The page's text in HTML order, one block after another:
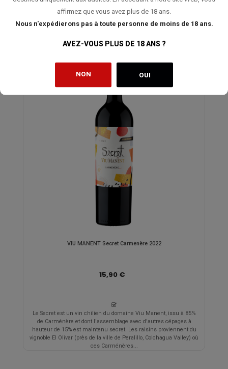
affirmez que vous avez plus de 18 ans.
Nous n'expédierons pas à toute personne de moins de 18 ans.
AVEZ-VOUS PLUS DE 18 ANS ?
NON OUI
de 16 ans. Tout les raisins sont récoltés à la main et seulement
les plus belles grappes sont sélectionnées, un soin méticuleux
est apporté à la...
VIU MANENT Secret Carmenère 2022
15,90 €
Le Secret est un vin chilien du domaine Viu Manent, issu à 85%
de Carménère et dont l'assemblage avec d'autres cépages à
hauteur de 15% est maintenu secret. Les raisins proviennent du
vignoble El Olivar (près de la ville de Peralillo, Colchagua Valley) où
ces Carménères...